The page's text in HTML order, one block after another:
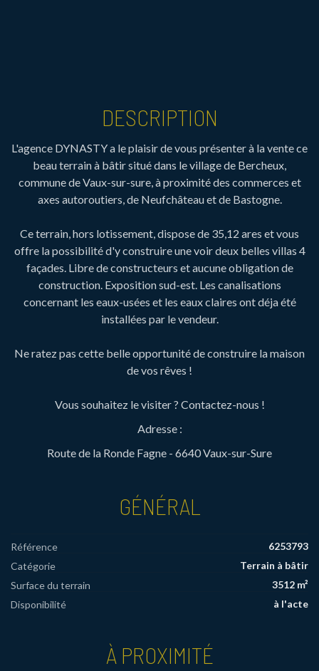
DESCRIPTION
L'agence DYNASTY a le plaisir de vous présenter à la vente ce
beau terrain à bâtir situé dans le village de Bercheux,
commune de Vaux-sur-sure, à proximité des commerces et
axes autoroutiers, de Neufchâteau et de Bastogne.
Ce terrain, hors lotissement, dispose de 35,12 ares et vous
offre la possibilité d'y construire une voir deux belles villas 4
façades. Libre de constructeurs et aucune obligation de
construction. Exposition sud-est. Les canalisations
concernant les eaux-usées et les eaux claires ont déja été
installées par le vendeur.
Ne ratez pas cette belle opportunité de construire la maison
de vos rêves !
Vous souhaitez le visiter ? Contactez-nous !
Adresse :
Route de la Ronde Fagne - 6640 Vaux-sur-Sure
GÉNÉRAL
Référence
6253793
Catégorie
Terrain à bâtir
Surface du terrain
3512 m²
Disponibilité
à l'acte
À PROXIMITÉ